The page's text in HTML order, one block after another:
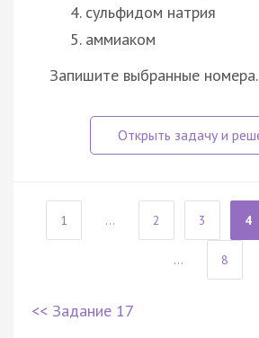
сульфидом натрия
аммиаком
Запишите выбранные номера.
1 ... 2 3 4
... 8
<< Задание 17